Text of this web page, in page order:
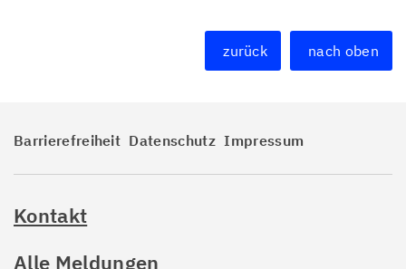
zurück nach oben
Barrierefreiheit Datenschutz Impressum
Kontakt
Alle Meldungen